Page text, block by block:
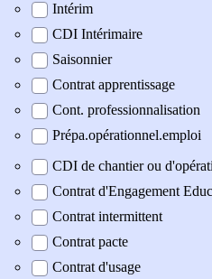
Intérim
CDI Intérimaire
Saisonnier
Contrat apprentissage
Cont. professionnalisation
Prépa.opérationnel.emploi
CDI de chantier ou
Contrat d'Engagement
Contrat intermittent
Contrat pacte
Contrat d'usage